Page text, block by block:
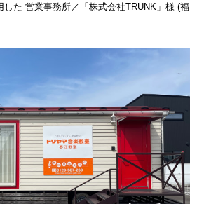
した 営業事務所／「株式会社TRUNK」様 (福